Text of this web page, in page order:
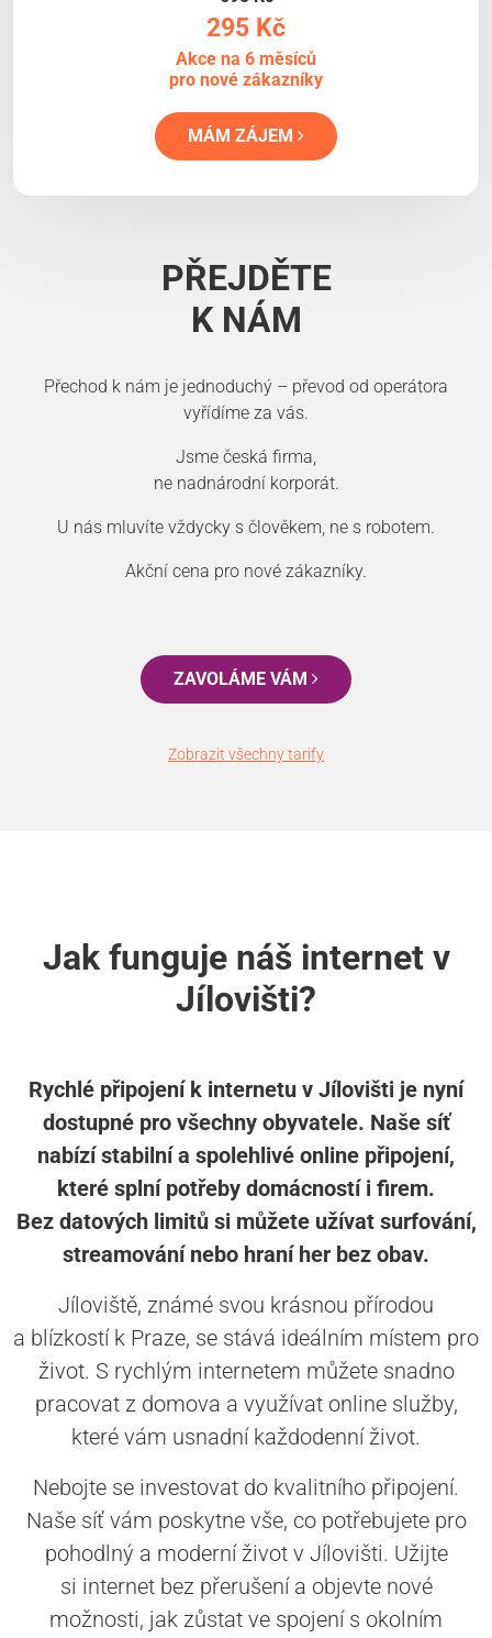
295 Kč
Akce na 6 měsíců
pro nové zákazníky
MÁM ZÁJEM
PŘEJDĚTE
K NÁM
Přechod k nám je jednoduchý – převod od operátora
vyřídíme za vás.
Jsme česká firma,
ne nadnárodní korporát.
U nás mluvíte vždycky s člověkem, ne s robotem.
Akční cena pro nové zákazníky.
ZAVOLÁME VÁM
Zobrazit všechny tarify
Jak funguje náš internet v
Jílovišti?
Rychlé připojení k internetu v Jílovišti je nyní
dostupné pro všechny obyvatele. Naše síť
nabízí stabilní a spolehlivé online připojení,
které splní potřeby domácností i firem.
Bez datových limitů si můžete užívat surfování,
streamování nebo hraní her bez obav.
Jíloviště, známé svou krásnou přírodou
a blízkostí k Praze, se stává ideálním místem pro
život. S rychlým internetem můžete snadno
pracovat z domova a využívat online služby,
které vám usnadní každodenní život.
Nebojte se investovat do kvalitního připojení.
Naše síť vám poskytne vše, co potřebujete pro
pohodlný a moderní život v Jílovišti. Užijte
si internet bez přerušení a objevte nové
možnosti, jak zůstat ve spojení s okolním